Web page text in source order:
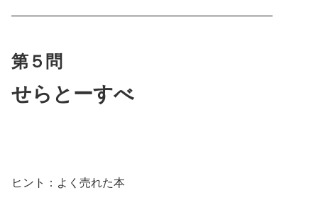
———————————————————————
第５問
せら とーすべ
ヒント： よく売れた本